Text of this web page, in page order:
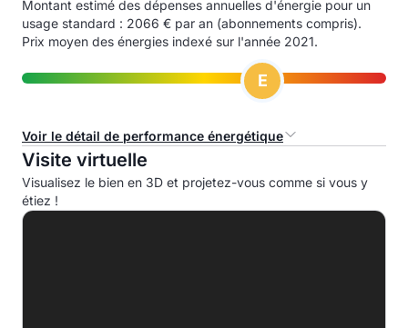
Montant estimé des dépenses annuelles d'énergie pour un
usage standard : 2066 € par an (abonnements compris).
Prix moyen des énergies indexé sur l'année 2021.
E
Voir le détail de performance énergétique
Consommation d'énergie primaire (CEP)
A
Visite virtuelle
Visualisez le bien en 3D et projetez-vous comme si vous y
étiez !